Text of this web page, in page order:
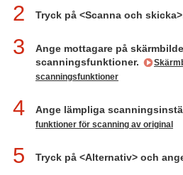
2 Tryck på <Scanna och
3
Ange mottagare på
scanningsfunktioner.
scanningsfunktioner
4 Ange lämpliga
funktioner för scanning av original
5 Tryck på <Alternativ> och